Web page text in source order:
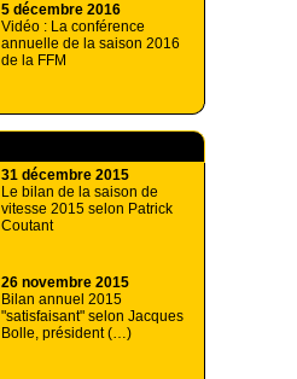
5 décembre 2016
Vidéo : La conférence
annuelle de la saison 2016
de la FFM
31 décembre 2015
Le bilan de la saison de
vitesse 2015 selon Patrick
Coutant
26 novembre 2015
Bilan annuel 2015
"satisfaisant" selon Jacques
Bolle, président (…)